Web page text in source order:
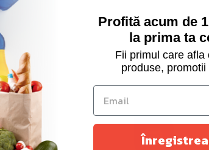
Profită acum de
la prima ta
Fii primul care afla
produse,